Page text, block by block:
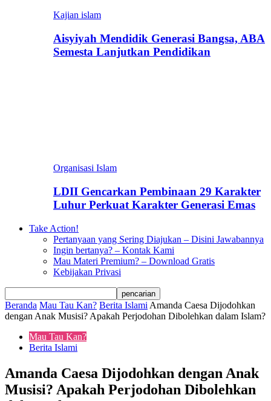
Kajian islam
Aisyiyah Mendidik Generasi Bangsa, ABA
Semesta Lanjutkan Pendidikan
Organisasi Islam
LDII Gencarkan Pembinaan 29 Karakter
Luhur Perkuat Karakter Generasi Emas
Take Action!
Pertanyaan yang Sering Diajukan – Disini Jawabannya
Ingin bertanya? – Kontak Kami
Mau Materi Premium? – Download Gratis
Kebijakan Privasi
Beranda Mau Tau Kan? Berita Islami Amanda Caesa Dijodohkan
dengan Anak Musisi? Apakah Perjodohan Dibolehkan dalam Islam?
Mau Tau Kan?
Berita Islami
Amanda Caesa Dijodohkan dengan Anak
Musisi? Apakah Perjodohan Dibolehkan